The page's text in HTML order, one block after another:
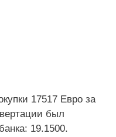
17517 Евро за
был
19.1500.